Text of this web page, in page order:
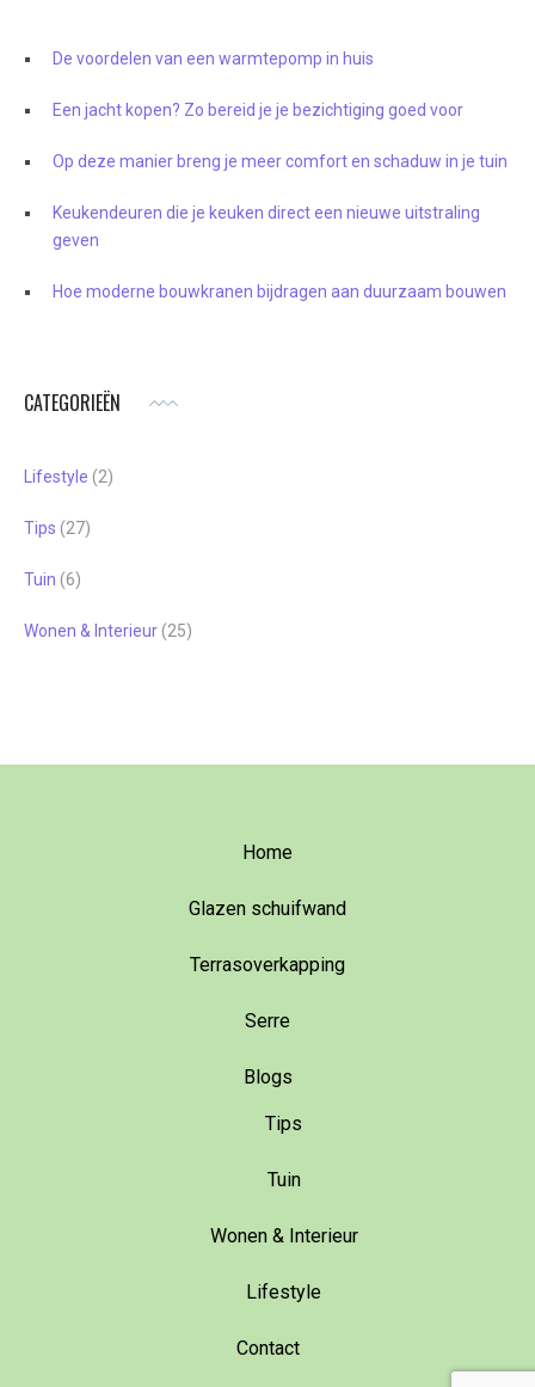
De voordelen van een warmtepomp in huis
Een jacht kopen? Zo bereid je je bezichtiging goed voor
Op deze manier breng je meer comfort en schaduw in je tuin
Keukendeuren die je keuken direct een nieuwe uitstraling
geven
Hoe moderne bouwkranen bijdragen aan duurzaam bouwen
CATEGORIEËN
Lifestyle (2)
Tips (27)
Tuin (6)
Wonen & Interieur (25)
Home
Glazen schuifwand
Terrasoverkapping
Serre
Blogs
Tips
Tuin
Wonen & Interieur
Lifestyle
Contact